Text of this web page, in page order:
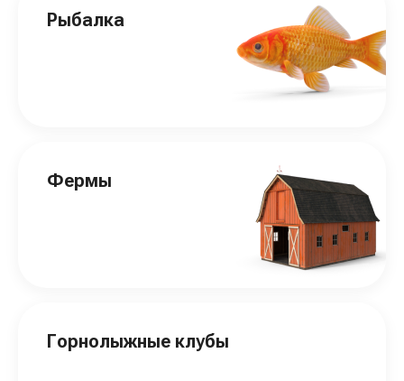
Рыбалка
Фермы
Горнолыжные клубы